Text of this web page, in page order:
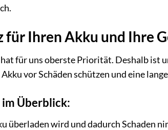
für Ihren Akku und Ihre
für uns oberste Priorität. Deshalb ist
vor Schäden schützen und eine
Überblick:
überladen wird und dadurch Schaden